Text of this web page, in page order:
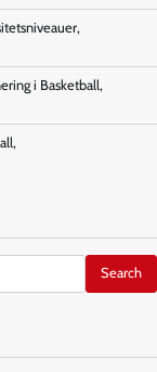
i Basketball,